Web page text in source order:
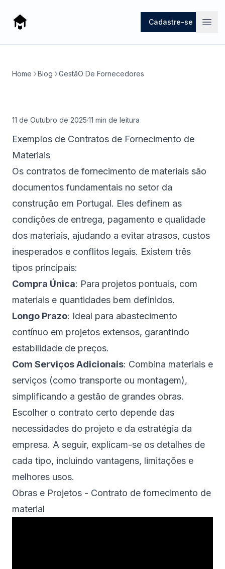
Mago Cadastre-se
Home Blog GestãO De Fornecedores
11 de Outubro de 2025·11 min de leitura
Exemplos de Contratos de Fornecimento de
Materiais
Os contratos de fornecimento de materiais são
documentos fundamentais no setor da
construção em Portugal. Eles definem as
condições de entrega, pagamento e qualidade
dos materiais, ajudando a evitar atrasos, custos
inesperados e conflitos legais. Existem três
tipos principais:
Compra Única: Para projetos pontuais, com
materiais e quantidades bem definidos.
Longo Prazo: Ideal para abastecimento
contínuo em projetos extensos, garantindo
estabilidade de preços.
Com Serviços Adicionais: Combina materiais e
serviços (como transporte ou montagem),
simplificando a gestão de grandes obras.
Escolher o contrato certo depende das
necessidades do projeto e da estratégia da
empresa. A seguir, explicam-se os detalhes de
cada tipo, incluindo vantagens, limitações e
melhores usos.
Obras e Projetos - Contrato de fornecimento de
material